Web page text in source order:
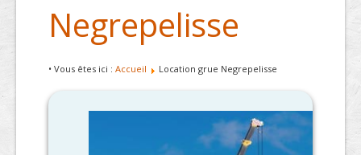
Negrepelisse
• Vous êtes ici : Accueil Location grue Negrepelisse